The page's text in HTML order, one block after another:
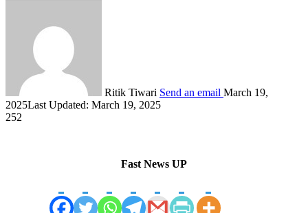
Ritik Tiwari Send an email March 19,
2025Last Updated: March 19, 2025
252
Fast News UP